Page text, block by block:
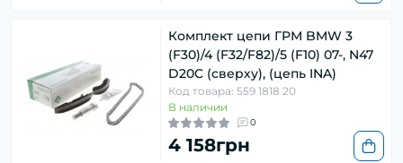
Комплект цепи ГРМ BMW 3
(F30)/4 (F32/F82)/5 (F10) 07-, N47
D20C (сверху), (цепь INA)
Код товара: 559 1818 20
В наличии
0
4 158грн